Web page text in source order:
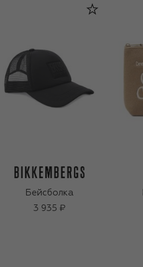
Бейсболка
3 935 ₽